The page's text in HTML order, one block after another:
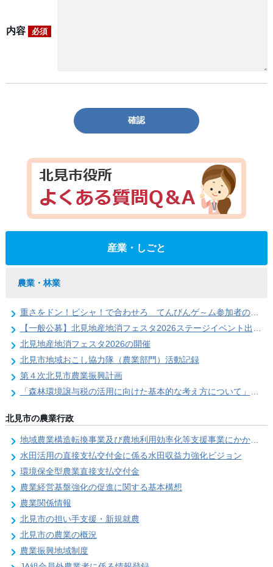
内容 必須
確認
産業・しごと
農業・林業
重さをドン！ピシャ！で合わせろ てんびんゲ～ム参加者の募集（北見地産地消フェスタ2026）
【一般公募】北見地産地消フェスタ2026ステージイベント出演者の募集
北見地産地消フェスタ2026の開催
北見市地域おこし協力隊（農業部門）活動記録
第４次北見市農業振興計画
「森林環境譲与税の活用に向けた基本的な考え方について」を策定しました
北見市の農業行政
地域農業構造転換事業及び農地利用効率化等支援事業にかかる要望調査
水田活用の直接支払交付金に係る水田収益力強化ビジョン
環境保全型農業直接支払交付金
農業経営基盤強化の促進に関する基本構想
農業関係情報
北見市の担い手支援・新規就農
北見市の農業の概況
農業振興地域制度